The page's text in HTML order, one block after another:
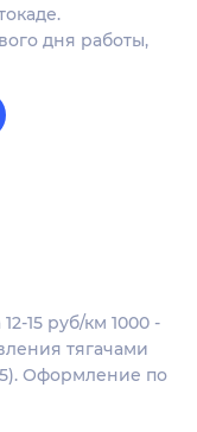
дня работы,
15 руб/км 1000 -
тягачами
Оформление по